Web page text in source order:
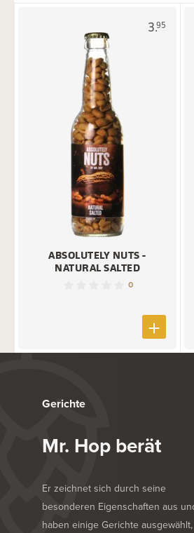
3.95
ABSOLUTELY NUTS -
NATURAL SALTED
0
Gerichte
Mr. Hop berät
Er zeichnet sich durch seine
besonderen Eigenschaften aus
haben einige Gerichte